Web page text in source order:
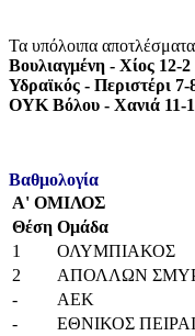
Τα υπόλοιπα
Βουλιαγμένη - Χίος 12-2
Υδραϊκός - Περιστέρι 7-
ΟΥΚ Βόλου - Χανιά 11-
Βαθμολογία
Α' ΟΜΙΛΟΣ
Θέση Ομάδα
1
ΟΛΥΜΠΙΑΚΟΣ
2
ΑΠΟΛΛΩΝ
-
ΑΕΚ
-
ΕΘΝΙΚΟΣ